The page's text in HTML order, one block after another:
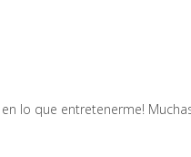
lo que entretenerme!